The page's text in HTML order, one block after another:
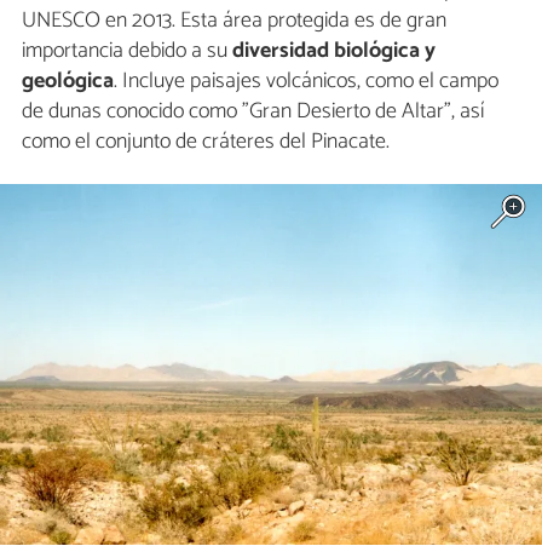
UNESCO en 2013. Esta área protegida es de gran
importancia debido a sudiversidad biológica y
geológica. Incluye paisajes volcánicos, como el campo
de dunas conocido como "Gran Desierto de Altar", así
como el conjunto de cráteres del Pinacate.